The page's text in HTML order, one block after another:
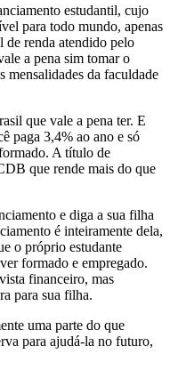
estudantil, cujo
para todo mundo, apenas
de renda atendido pelo
a pena sim tomar o
mensalidades da faculdade
que vale a pena ter. E
paga 3,4% ao ano e só
A título de
que rende mais do que
e diga a sua filha
é inteiramente dela,
o próprio estudante
formado e empregado.
financeiro, mas
para sua filha.
uma parte do que
para ajudá-la no futuro,